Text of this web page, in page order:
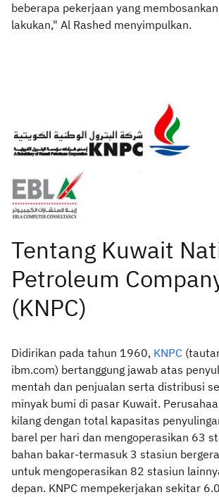
beberapa pekerjaan yang
lakukan," Al Rashed menyimpulkan.
Didirikan pada tahun 1960, KNPC
ibm.com) bertanggung jawab atas
mentah dan penjualan serta distribusi
minyak bumi di pasar Kuwait.
kilang dengan total kapasitas
barel per hari dan mengoperasikan 63
bahan bakar-termasuk 3 stasiun
untuk mengoperasikan 82 stasiun
depan. KNPC mempekerjakan sekitar